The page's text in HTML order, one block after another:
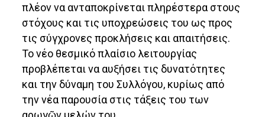
πλέον να ανταποκρίνεται πληρέστερα στους
στόχους και τις υποχρεώσεις του ως προς
τις σύγχρονες προκλήσεις και απαιτήσεις.
Το νέο θεσμικό πλαίσιο λειτουργίας
προβλέπεται να αυξήσει τις δυνατότητες
και την δύναμη του Συλλόγου, κυρίως από
την νέα παρουσία στις τάξεις του των